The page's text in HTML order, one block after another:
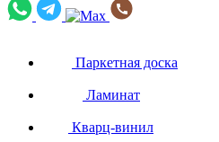
Паркетная доска
Ламинат
Кварц-винил